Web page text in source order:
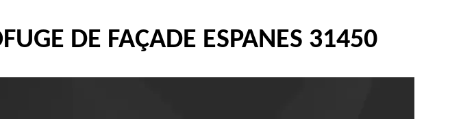
DE FAÇADE ESPANES 31450